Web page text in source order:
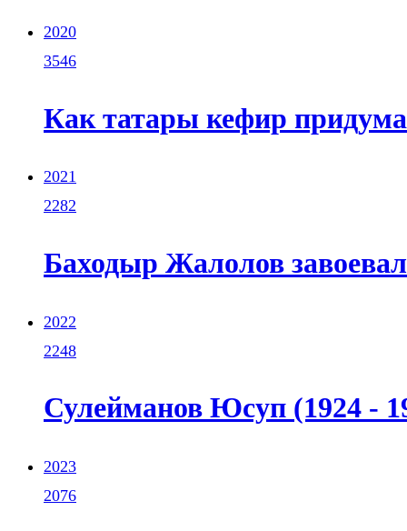
2020
3546
Как татары кефир
2021
2282
Баходыр Жалолов
2022
2248
Сулейманов Юсуп (1924 -
2023
2076